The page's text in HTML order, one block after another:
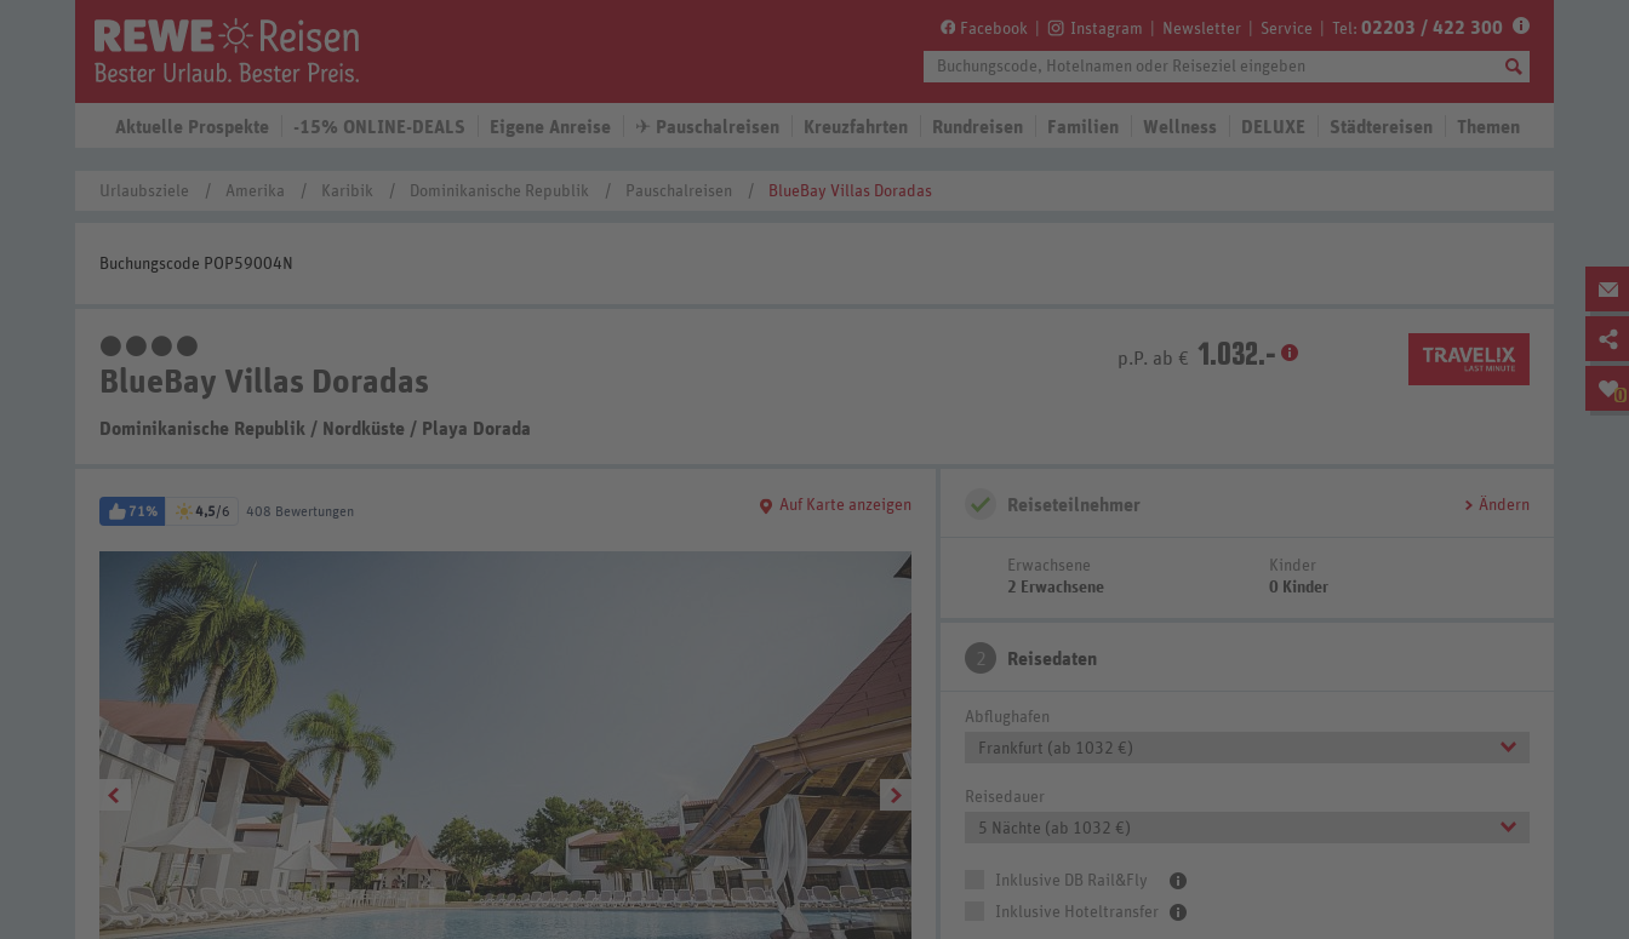
Facebook Instagram Newsletter Service Tel: 02203 / 422 300
Aktuelle Prospekte -15% ONLINE-DEALS Eigene Anreise ✈ Pauschalreisen Kreuzfahrten Rundreisen Familien Wellness DELUXE Städtereisen Themen
0
Urlaubsziele Amerika Karibik Dominikanische Republik Pauschalreisen BlueBay Villas Doradas
Buchungscode POP59004N
BlueBay Villas Doradas
Dominikanische Republik / Nordküste / Playa Dorada
p.P. ab € 1.032.-
71% 4,5/6 408 Bewertungen Auf Karte anzeigen Reiseteilnehmer Ändern
Erwachsene
2 Erwachsene
Kinder
0 Kinder
2 Reisedaten
Abflughafen
Frankfurt (ab 1032 €)
Reisedauer
5 Nächte (ab 1032 €)
Inklusive DB Rail&Fly
Inklusive Hoteltransfer